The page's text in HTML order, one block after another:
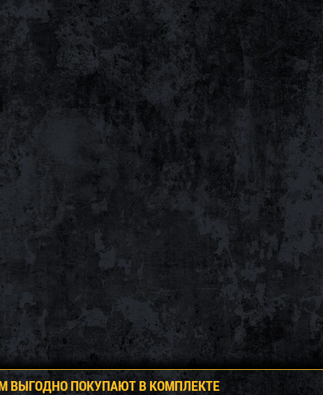
ВЫГОДНО ПОКУПАЮТ В КОМПЛЕКТЕ